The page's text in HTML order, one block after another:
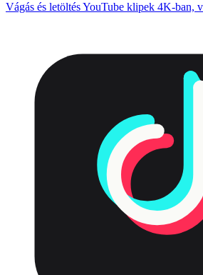
Vágás és letöltés YouTube klipek 4K-ban,